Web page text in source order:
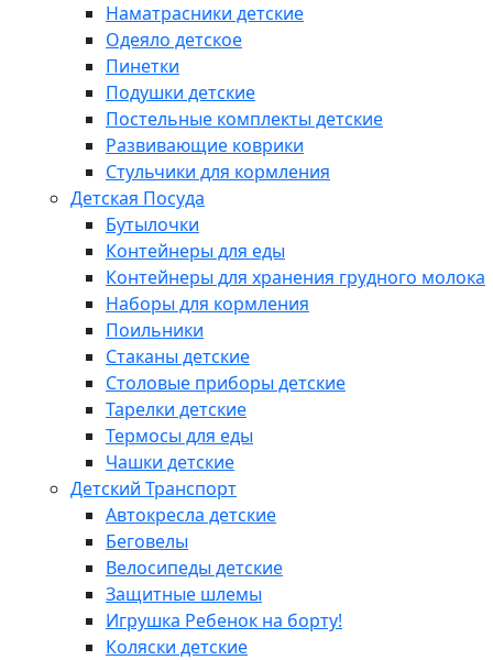
Наматрасники детские
Одеяло детское
Пинетки
Подушки детские
Постельные комплекты детские
Развивающие коврики
Стульчики для кормления
Детская Посуда
Бутылочки
Контейнеры для еды
Контейнеры для хранения грудного молока
Наборы для кормления
Поильники
Стаканы детские
Столовые приборы детские
Тарелки детские
Термосы для еды
Чашки детские
Детский Транспорт
Автокресла детские
Беговелы
Велосипеды детские
Защитные шлемы
Игрушка Ребенок на борту!
Коляски детские